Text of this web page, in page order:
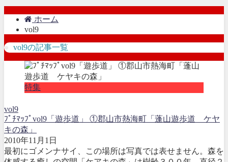
ホーム
vol9
vol9の記事一覧
特集
vol9
ﾌﾟﾁﾏｯﾌﾟvol9「遊歩道」 ①郡山市熱海町「蓬山遊歩道 ケヤ
キの森」
2010年11月1日
最初にゴメンナサイ、この場所は写真では表せません。森を